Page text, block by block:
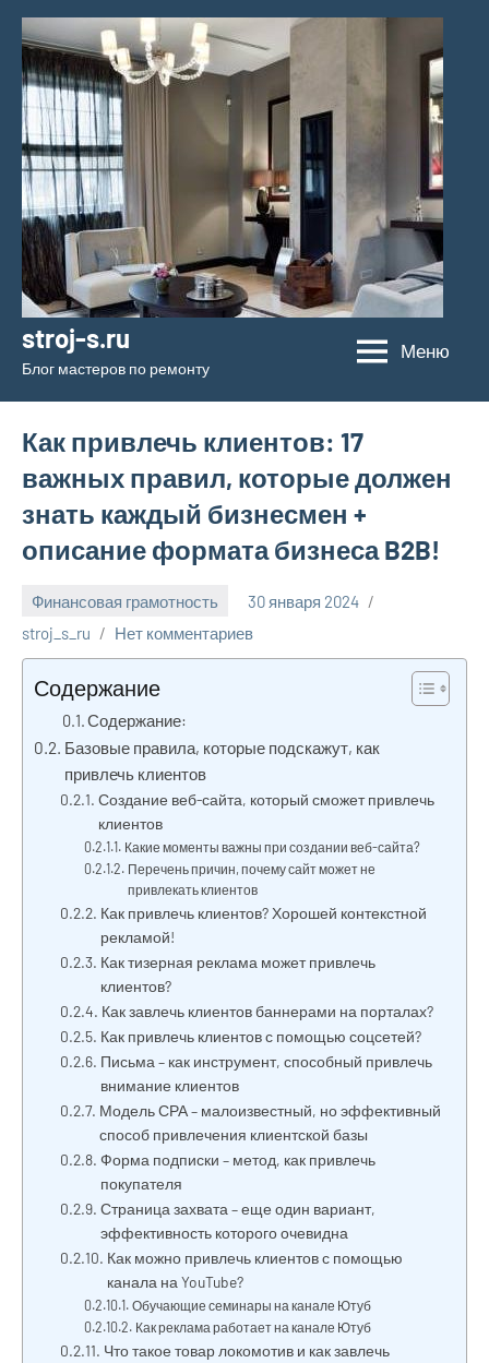
Перейти
содержимому
stroj-s.ru
Блог мастеров по ремонту
Меню
Как привлечь клиентов: 17
важных правил, которые должен
знать каждый бизнесмен +
описание формата бизнеса B2B!
Финансовая грамотность
30 января 2024
stroj_s_ru
Нет комментариев
Содержание
Содержание:
Базовые правила, которые подскажут, как
привлечь клиентов
Создание веб-сайта, который сможет привлечь
клиентов
Какие моменты важны при создании веб-сайта?
Перечень причин, почему сайт может не
привлекать клиентов
Как привлечь клиентов? Хорошей контекстной
рекламой!
Как тизерная реклама может привлечь
клиентов?
Как завлечь клиентов баннерами на порталах?
Как привлечь клиентов с помощью соцсетей?
Письма – как инструмент, способный привлечь
внимание клиентов
Модель СРА – малоизвестный, но эффективный
способ привлечения клиентской базы
Форма подписки – метод, как привлечь
покупателя
Страница захвата – еще один вариант,
эффективность которого очевидна
Как можно привлечь клиентов с помощью
канала на YouTube?
Обучающие семинары на канале Ютуб
Как реклама работает на канале Ютуб
Что такое товар локомотив и как завлечь